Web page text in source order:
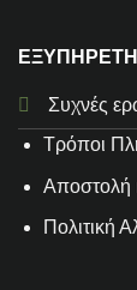
Συχνές
Τρόποι
Αποστολή
Πολιτική